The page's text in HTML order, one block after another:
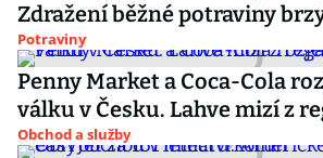
Zdražení běžné potraviny
Potraviny
Penny Market a Coca-Cola
válku v Česku. Lahve mizí z
Obchod a služby